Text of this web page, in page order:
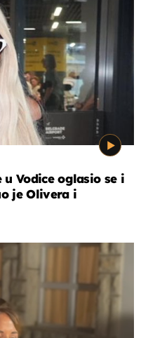
u Vodice oglasio se i
je Olivera i